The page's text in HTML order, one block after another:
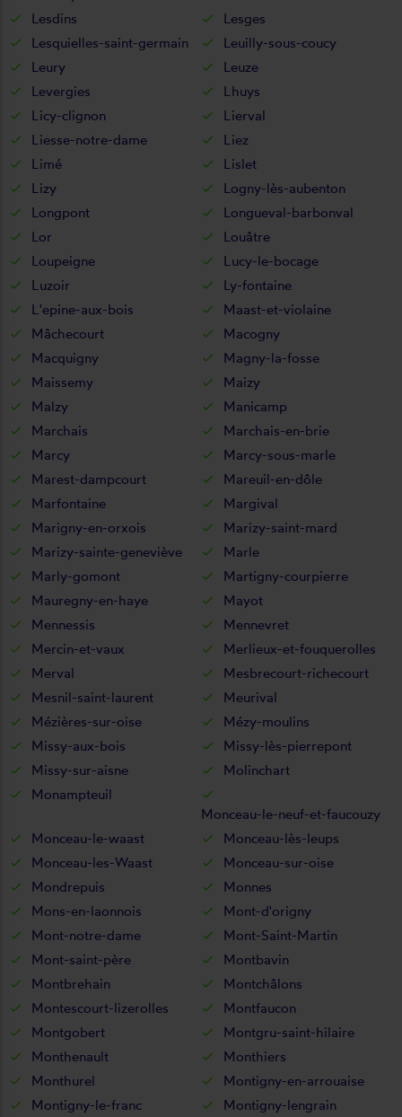
Lesdins
Lesges
Lesquielles-saint-germain
Leuilly-sous-coucy
Leury
Leuze
Levergies
Lhuys
Licy-clignon
Lierval
Liesse-notre-dame
Liez
Limé
Lislet
Lizy
Logny-lès-aubenton
Longpont
Longueval-barbonval
Lor
Louâtre
Loupeigne
Lucy-le-bocage
Luzoir
Ly-fontaine
L'epine-aux-bois
Maast-et-violaine
Mâchecourt
Macogny
Macquigny
Magny-la-fosse
Maissemy
Maizy
Malzy
Manicamp
Marchais
Marchais-en-brie
Marcy
Marcy-sous-marle
Marest-dampcourt
Mareuil-en-dôle
Marfontaine
Margival
Marigny-en-orxois
Marizy-saint-mard
Marizy-sainte-geneviève
Marle
Marly-gomont
Martigny-courpierre
Mauregny-en-haye
Mayot
Mennessis
Mennevret
Mercin-et-vaux
Merlieux-et-fouquerolles
Merval
Mesbrecourt-richecourt
Mesnil-saint-laurent
Meurival
Mézières-sur-oise
Mézy-moulins
Missy-aux-bois
Missy-lès-pierrepont
Missy-sur-aisne
Molinchart
Monampteuil
Monceau-le-neuf-et-faucouzy
Monceau-le-waast
Monceau-lès-leups
Monceau-les-Waast
Monceau-sur-oise
Mondrepuis
Monnes
Mons-en-laonnois
Mont-d'origny
Mont-notre-dame
Mont-Saint-Martin
Mont-saint-père
Montbavin
Montbrehain
Montchâlons
Montescourt-lizerolles
Montfaucon
Montgobert
Montgru-saint-hilaire
Monthenault
Monthiers
Monthurel
Montigny-en-arrouaise
Montigny-le-franc
Montigny-lengrain